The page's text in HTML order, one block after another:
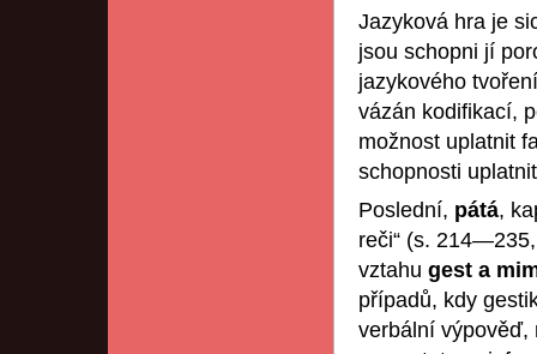
Jazyková hra je
jsou schopni jí
jazykového
vázán kodifikací,
možnost uplatnit
schopnosti
Poslední, pátá,
reči“ (s.
vztahu gest a
případů, kdy
verbální výpověď,